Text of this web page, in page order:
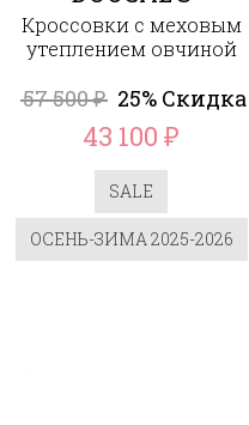
Кроссовки с меховым
утеплением овчиной
57 500₽ 25% Скидка
43 100₽
SALE
ОСЕНЬ-ЗИМА 2025-2026